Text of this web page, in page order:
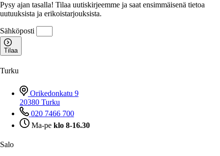
Pysy ajan tasalla! Tilaa uutiskirjeemme ja saat ensimmäisenä tietoa
uutuuksista ja erikoistarjouksista.
Sähköposti
Tilaa
Turku
Orikedonkatu 9
20380 Turku
020 7466 700
Ma-peklo 8-16.30
Salo